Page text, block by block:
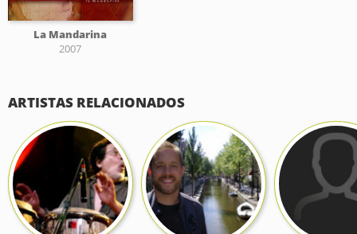
La Mandarina
2007
ARTISTAS RELACIONADOS